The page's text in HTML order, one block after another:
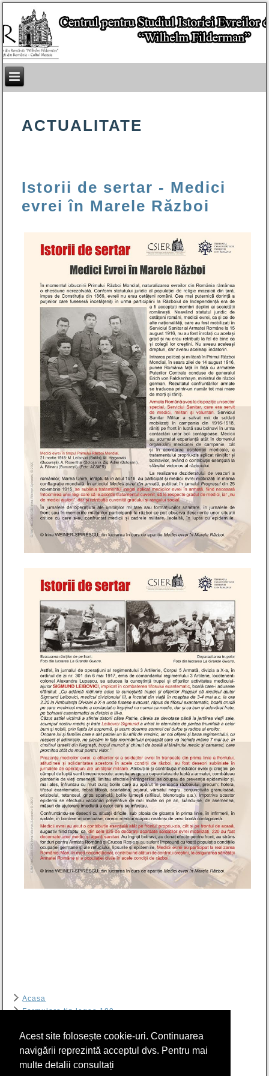
Acest site folosește cookie-uri. Continuarea
navigării reprezintă acceptul dvs. Pentru mai
multe detalii consultați
ACTUALITATE
Istorii de sertar - Medici
evrei în Marele Război
Acasa
Formulare tip legea 189
Arhiva
RIER
Program sală de lectură Biblioteca CSIER-WF